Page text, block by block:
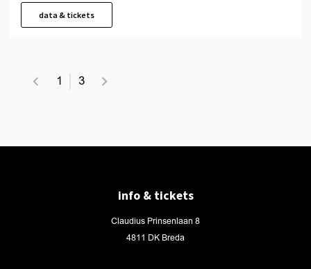
data & tickets
1 3
info & tickets
Claudius Prinsenlaan 8
4811 DK Breda